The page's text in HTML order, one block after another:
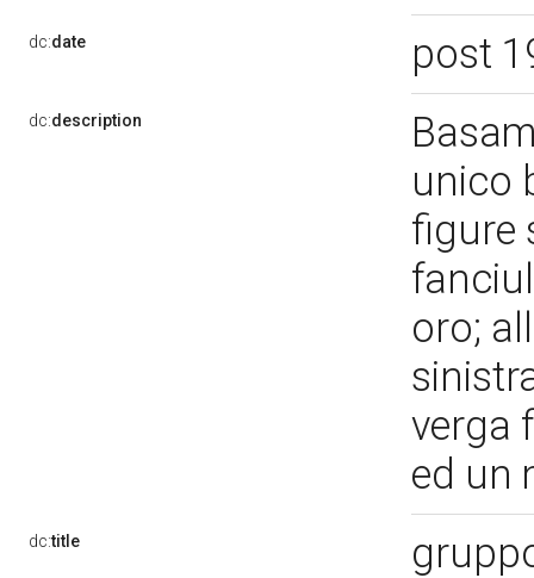
dc:date post
dc:description
unico
figure
oro;
verga
ed un
dc:title